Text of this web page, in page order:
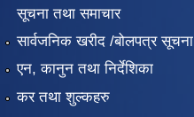
सूचना तथा समाचार
सार्वजनिक खरीद /बोलपत्र सूचना
एन, कानुन तथा निर्देशिका
कर तथा शुल्कहरु